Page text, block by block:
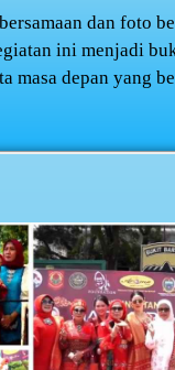
dan foto
ini menjadi
masa depan yang